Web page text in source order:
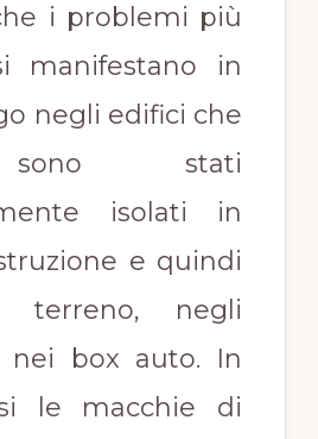
i problemi più
manifestano in
negli edifici che
stati
isolati in
e quindi
terreno, negli
nei box auto. In
le macchie di